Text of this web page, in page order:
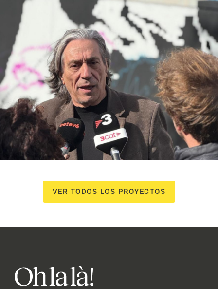
NOU Sentit Urbà
Campañas culturales
Estrategia de
comunicación y PR Estrategia digital y
contenidos
VER TODOS LOS PROYECTOS